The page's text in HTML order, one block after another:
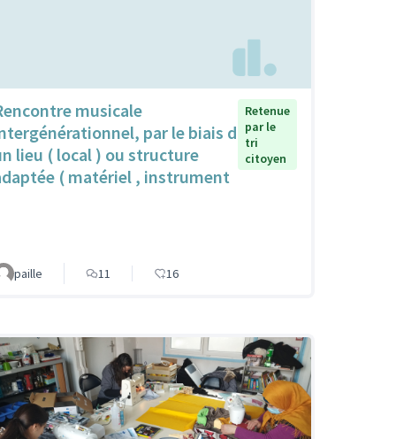
musicale
par le biais d
lieu ( local ) ou structure
( matériel , instrument
Retenue
par le
tri
citoyen
paille 11 16